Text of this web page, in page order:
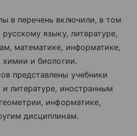
в перечень включили, в том
языку, литературе,
математике, информатике,
химии и биологии.
представлены учебники
литературе, иностранным
информатике,
дисциплинам.